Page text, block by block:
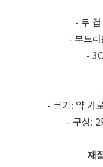
- 두
- 부드
-
- 크기: 약 가
- 구성:
재